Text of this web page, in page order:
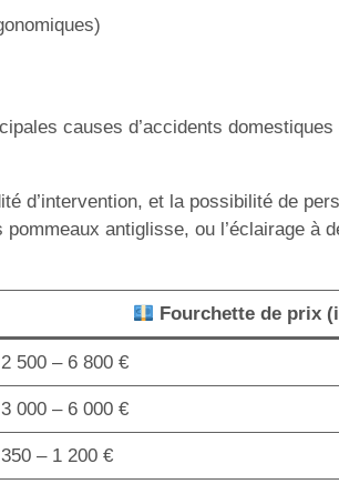
causes d’accidents
d’intervention, et la possibilité de
antiglisse, ou l’éclairage à
Fourchette de prix
2 500 – 6 800 €
3 000 – 6 000 €
350 – 1 200 €